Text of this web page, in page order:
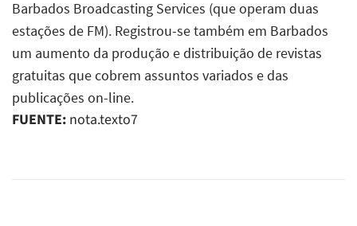
Barbados Broadcasting Services (que operam duas
estações de FM). Registrou-se também em Barbados
um aumento da produção e distribuição de revistas
gratuitas que cobrem assuntos variados e das
publicações on-line.
FUENTE: nota.texto7